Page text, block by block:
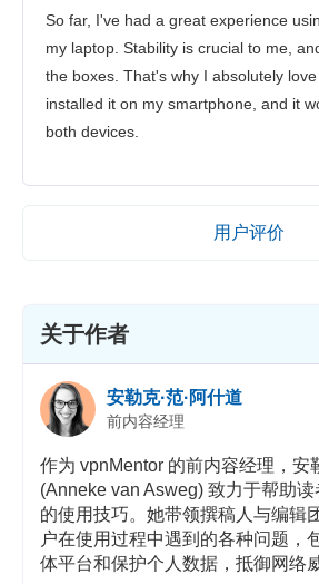
So far, I've had a great experience
my laptop. Stability is crucial to me,
the boxes. That's why I absolutely
installed it on my smartphone, and it
both devices.
用户评价
关于作者
安勒克·范·阿什道
前内容经理
作为 vpnMentor 的前内容经理，安
(Anneke van Asweg) 致力于帮助
的使用技巧。她带领撰稿人与编辑
户在使用过程中遇到的各种问题，
体平台和保护个人数据，抵御网络